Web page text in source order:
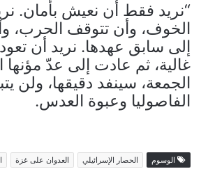
“نريد فقط أن نعيش بأمان.
الخوف، وأن تتوقف الحرب،
إلى سابق عهدها. نريد أن تعود
غالية، ثم عادت إلى عدّ مؤنها
الجمعة، سينفد دقيقها، ولن
الفاصوليا وعبوة العدس.
الوسوم الحصار الإسرائيلي العدوان على غزة